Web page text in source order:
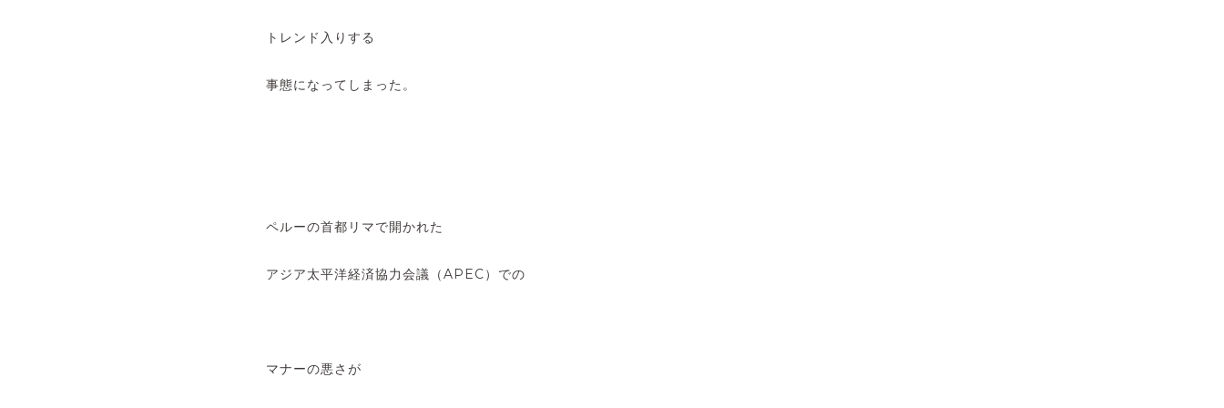
トレンド入りする
事態になってしまった。
ペルーの首都リマで開かれた
アジア太平洋経済協力会議（APEC）での
マナーの悪さが